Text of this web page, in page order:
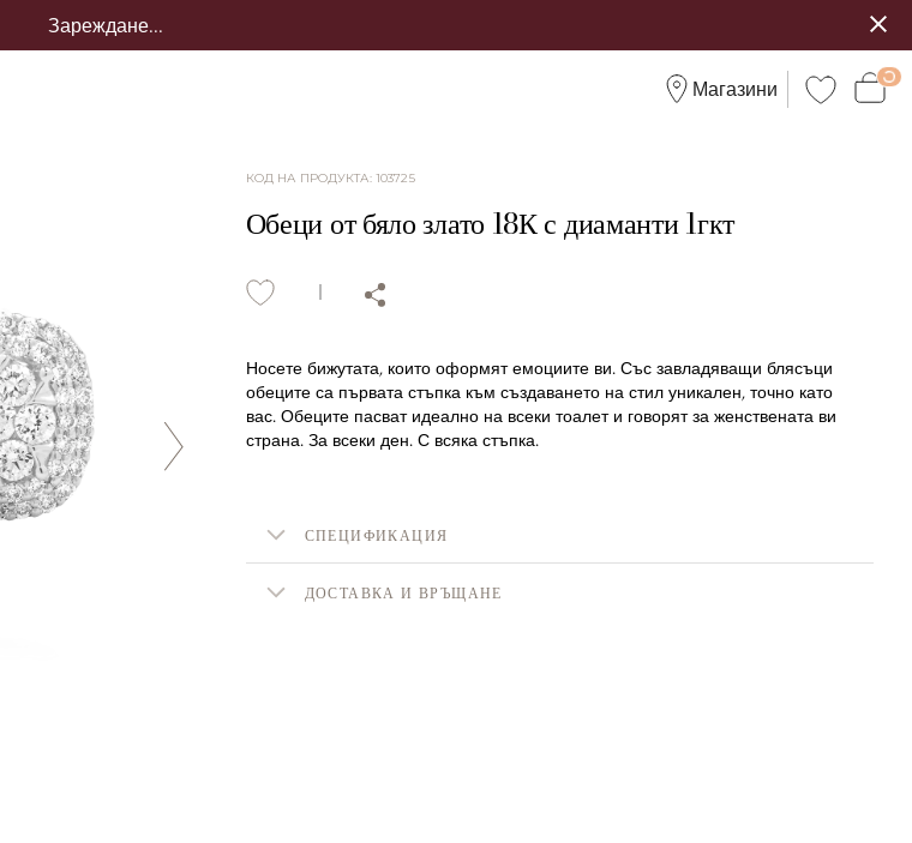
Зареждане...
Магазини
КОД НА ПРОДУКТА: 103725
Обеци от бяло злато 18К с диаманти 1гкт
Носете бижутата, които оформят емоциите ви. Със завладяващи блясъци
обеците са първата стъпка към създаването на стил уникален, точно като
вас. Обеците пасват идеално на всеки тоалет и говорят за женствената ви
страна. За всеки ден. С всяка стъпка.
СПЕЦИФИКАЦИЯ
ДОСТАВКА И ВРЪЩАНЕ